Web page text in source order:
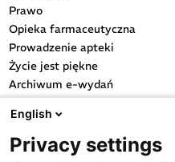
Prawo
Opieka farmaceutyczna
Prowadzenie apteki
Życie jest piękne
Archiwum e-wydań
Przydatne linki
OGÓLNE
English
Privacy settings